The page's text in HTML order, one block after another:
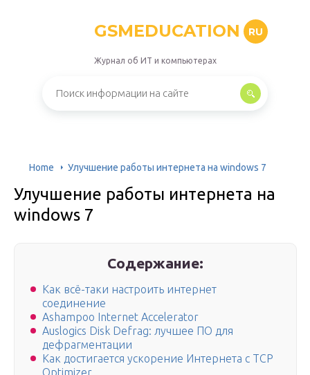
GSMEDUCATION RU
Журнал об ИТ и компьютерах
Home Улучшение работы интернета на windows 7
Улучшение работы интернета на
windows 7
Содержание:
Как всё-таки настроить интернет
соединение
Ashampoo Internet Accelerator
Auslogics Disk Defrag: лучшее ПО для
дефрагментации
Как достигается ускорение Интернета с TCP
Optimizer